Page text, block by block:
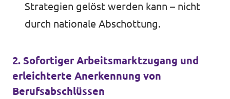
Strategien gelöst werden kann – nicht
durch nationale Abschottung.
2. Sofortiger Arbeitsmarktzugang und
erleichterte Anerkennung von
Berufsabschlüssen